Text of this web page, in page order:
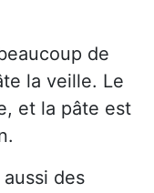
de
la veille. Le
et la pâte est
des